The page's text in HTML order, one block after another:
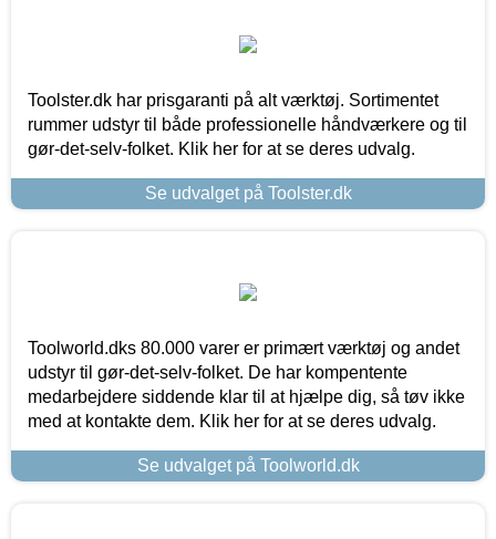
Toolster.dk har prisgaranti på alt værktøj. Sortimentet
rummer udstyr til både professionelle håndværkere og til
gør-det-selv-folket. Klik her for at se deres udvalg.
Se udvalget på Toolster.dk
Toolworld.dks 80.000 varer er primært værktøj og andet
udstyr til gør-det-selv-folket. De har kompentente
medarbejdere siddende klar til at hjælpe dig, så tøv ikke
med at kontakte dem. Klik her for at se deres udvalg.
Se udvalget på Toolworld.dk